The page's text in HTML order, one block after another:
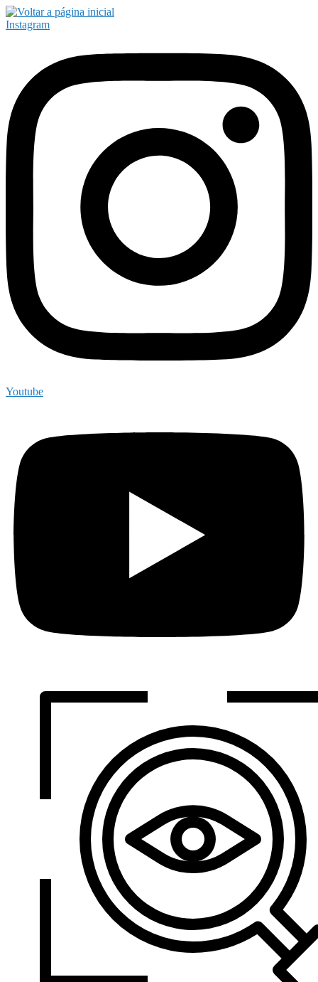
Instagram
Youtube